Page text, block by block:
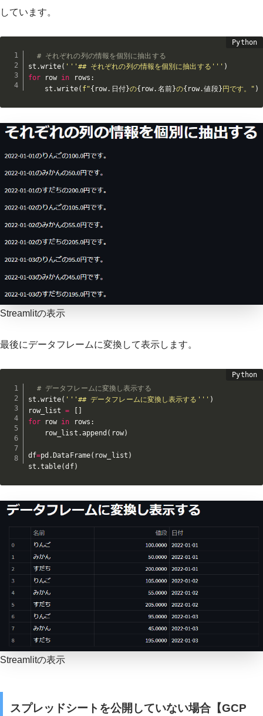
しています。
# それぞれの列の情報を個別に抽出する
st .write( '''## それぞれの列の情報を個別に抽出する''' )
for row in rows :
    st
.write( f"{ row. 日付}の{ row. 名前}の{ row.値段} 円です。" )
Streamlitの表示
最後にデータフレームに変換して表示します。
# データフレームに変換し表示する
st .write( '''## データフレームに変換し表示する''' )
row_list =
for row in rows :
    row_list
.append ( row)
df=pd . DataFrame( row_list )
st .table(df)
Streamlitの表示
スプレッドシートを公開していない場合【GCP